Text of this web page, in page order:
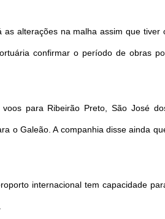
alterações na malha assim que tiver
confirmar o período de obras
para Ribeirão Preto, São José
o Galeão. A companhia disse ainda
internacional tem capacidade